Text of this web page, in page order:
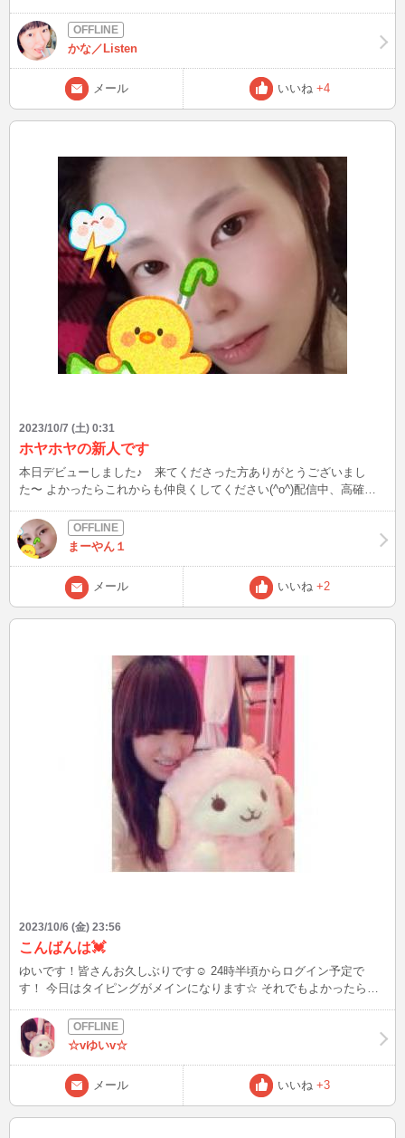
に声を出さないタイプ。 そうなった黒猫を探し出すのは至難の業
で、向こうが腹ペコになって出没するまで見つけられなかったのです
が…(~_~;) 皆さんは室内で行方不明になった猫を、必死に探したこと
ありますか？？ 次は10/7(土)22:00～です！ 心も静まる好季節、ご壮
健にお過ごしくださいませ☆彡
かな／Listen
メール いいね +4
2023/10/7 (土) 0:31
ホヤホヤの新人です
本日デビューしました♪ 来てくださった方ありがとうございまし
た〜 よかったらこれからも仲良くしてください(^o^)配信中、高確率
まーやん１
メール いいね +2
2023/10/6 (金) 23:56
こんばんは💓
ゆいです！皆さんお久しぶりです☺️ 24時半頃からログイン予定で
す！ 今日はタイピングがメインになります☆ それでもよかったらゆ
てます💓
☆vゆいv☆
メール いいね +3